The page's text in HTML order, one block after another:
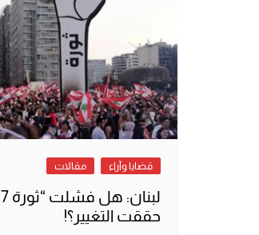
قضايا وآراء مقالات
حققت التغيير؟!